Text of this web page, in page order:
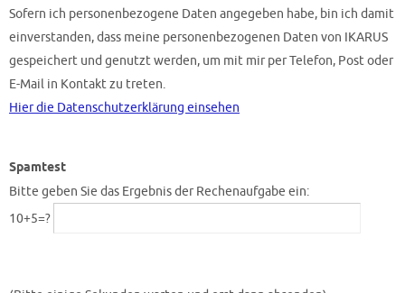
Sofern ich personenbezogene Daten angegeben habe, bin ich damit
einverstanden, dass meine personenbezogenen Daten von IKARUS
gespeichert und genutzt werden, um mit mir per Telefon, Post oder
E-Mail in Kontakt zu treten.
Hier die Datenschutzerklärung einsehen
Spamtest
Bitte geben Sie das Ergebnis der Rechenaufgabe ein:
10+5=?